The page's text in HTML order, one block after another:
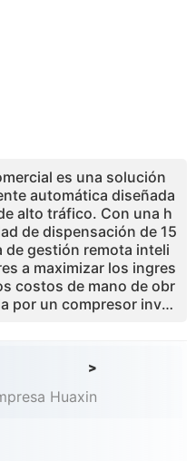
es una solución
automática diseñada
alto tráfico. Con una h
de dispensación de 15
de gestión remota inteli
a maximizar los ingres
costos de mano de obr
por un compresor inver
calidad de helado con
con toppings
de sabor, i
y consumo por impuls
venta de convenienci
>
Huaxin